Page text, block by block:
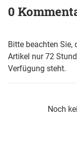
0
Bitte beachten
Artikel nur 72
Verfügung steht.
Noch